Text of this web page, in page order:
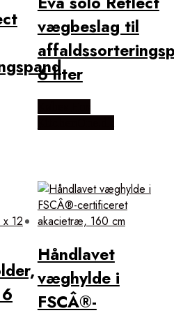
vægbeslag til
6 liter
Håndlavet
væghylde i
FSCÂ®-